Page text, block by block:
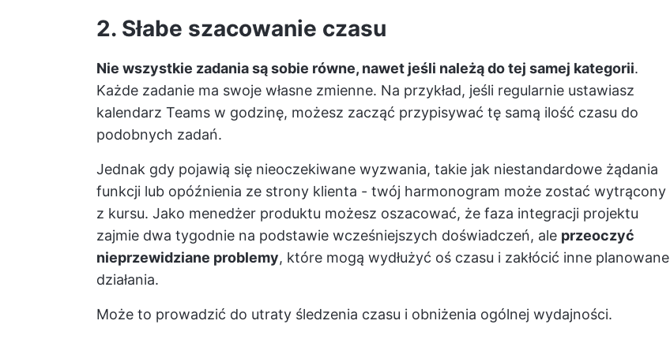
2. Słabe szacowanie czasu
Nie wszystkie zadania są sobie równe, nawet jeśli należą do tej samej kategorii.
Każde zadanie ma swoje własne zmienne. Na przykład, jeśli regularnie ustawiasz
kalendarz Teams w godzinę, możesz zacząć przypisywać tę samą ilość czasu do
podobnych zadań.
Jednak gdy pojawią się nieoczekiwane wyzwania, takie jak niestandardowe żądania
funkcji lub opóźnienia ze strony klienta - twój harmonogram może zostać wytrącony
z kursu. Jako menedżer produktu możesz oszacować, że faza integracji projektu
zajmie dwa tygodnie na podstawie wcześniejszych doświadczeń, ale przeoczyć
nieprzewidziane problemy, które mogą wydłużyć oś czasu i zakłócić inne planowane
działania.
Może to prowadzić do utraty śledzenia czasu i obniżenia ogólnej wydajności.